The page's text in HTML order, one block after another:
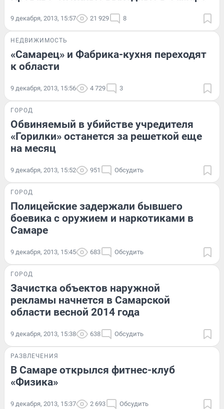
9 декабря, 2013, 15:57 21 929 8
НЕДВИЖИМОСТЬ
«Самарец» и Фабрика-кухня переходят
к области
9 декабря, 2013, 15:56 4 729 3
ГОРОД
Обвиняемый в убийстве учредителя
«Горилки» останется за решеткой еще
на месяц
9 декабря, 2013, 15:52 951 Обсудить
ГОРОД
Полицейские задержали бывшего
боевика с оружием и наркотиками в
Самаре
9 декабря, 2013, 15:45 683 Обсудить
ГОРОД
Зачистка объектов наружной
рекламы начнется в Самарской
области весной 2014 года
9 декабря, 2013, 15:38 638 Обсудить
РАЗВЛЕЧЕНИЯ
В Самаре открылся фитнес-клуб
«Физика»
9 декабря, 2013, 15:37 2 693 Обсудить